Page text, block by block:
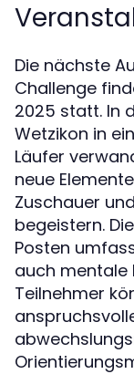
Die nächste
Challenge
2025 statt. In
Wetzikon in
Läufer
neue
Zuschauer
begeistern.
Posten
auch mentale
Teilnehmer